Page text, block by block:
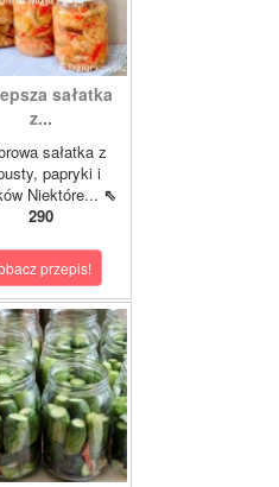
sałatka
z...
sałatka z
papryki i
Niektóre... ⇖
290
przepis!